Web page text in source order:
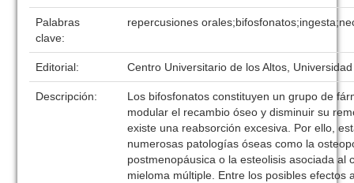
Palabras
clave:
repercusiones
Editorial: Centro Universitario de los Altos,
Descripción:
Los bifosfonatos constituyen un grupo de
modular el recambio óseo y disminuir su
existe una reabsorción excesiva. Por ello,
numerosas patologías óseas como la
postmenopáusica o la esteolisis asociada al
mieloma múltiple. Entre los posibles efectos